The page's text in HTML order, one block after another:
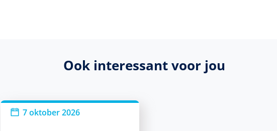
Ook interessant voor jou
7 oktober 2026